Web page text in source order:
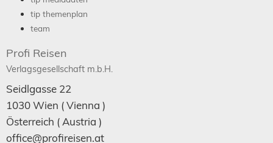
tip themenplan
team
Profi Reisen
Verlagsgesellschaft m.b.H.
Seidlgasse 22
1030Wien ( Vienna )
Österreich ( Austria )
office@profireisen.at